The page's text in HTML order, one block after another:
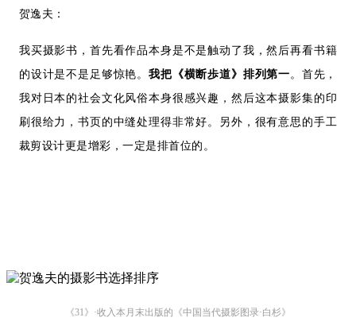
贺逸夫：
我买摄影书，首先看作品本身是不是触动了我，然后再看书籍
的设计是不是足够惊艳。我把《横断歩道》排列第一。 首先，
我对日本的社会文化风俗本身很感兴趣，然后这本摄影集的印
刷很给力，书页的中缝处理得非常好。另外，很有意思的手工
裁剪设计更是增彩，一定是排首位的。
《31》·收入本月末出版的《中国当代摄影图录·白杉》